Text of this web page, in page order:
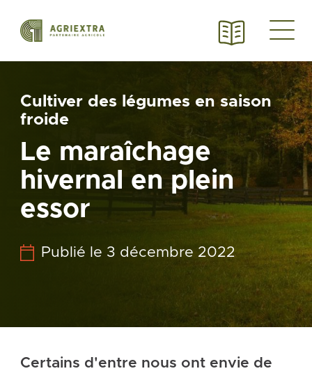
Cultiver des légumes en saison
froide
Le maraîchage
hivernal en plein
essor
Publié le 3 décembre 2022
Certains d'entre nous ont envie de